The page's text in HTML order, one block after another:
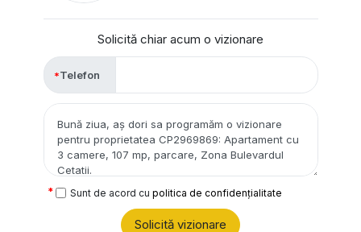
Solicită chiar acum o vizionare
Telefon
Sunt de acord cu politica de confidențialitate
Solicită vizionare